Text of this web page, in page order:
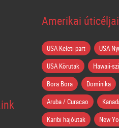
Amerikai
USA Keleti part
USA
USA Körutak
Hawaii-
Bora Bora
Dominika
Aruba / Curacao
Karibi hajóutak
New